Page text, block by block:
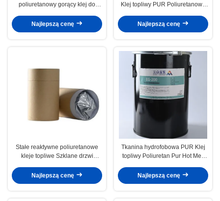
poliuretanowy gorący klej do
Najlepszą cenę
Klej topliwy PUR Poliuretanowy
lodówki
Najlepszą cenę
Stałe reaktywne poliuretanowe
kleje topliwe Szklane drzwi
Najlepszą cenę
Tkanina hydrofobowa PUR Klej
topliwy Poliuretan Pur Hot Melt
Najlepszą cenę